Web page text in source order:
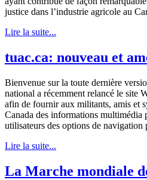
justice dans l’industrie agricole au
Lire la suite...
tuac.ca: nouveau et
Bienvenue sur la toute dernière
national a récemment relancé le site
afin de fournir aux militants, amis et
Canada des informations multimédia
utilisateurs des options de navigation
Lire la suite...
La Marche mondiale